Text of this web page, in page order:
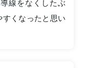
線をなくしたぶ
くなったと思い